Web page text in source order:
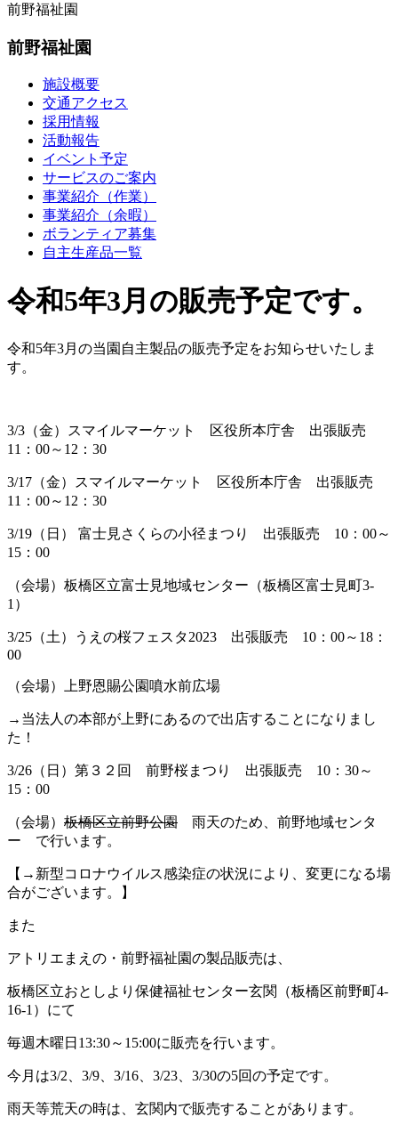
前野福祉園
前野福祉園
施設概要
交通アクセス
採用情報
活動報告
イベント予定
サービスのご案内
事業紹介（作業）
事業紹介（余暇）
ボランティア募集
自主生産品一覧
令和5年3月の販売予定です。
令和5年3月の当園自主製品の販売予定をお知らせいたしま
す。
3/3（金）スマイルマーケット 区役所本庁舎 出張販売
11：00～12：30
3/17（金）スマイルマーケット 区役所本庁舎 出張販売
11：00～12：30
3/19（日） 富士見さくらの小径まつり 出張販売 10：00～
15：00
（会場）板橋区立富士見地域センター（板橋区富士見町3-
1）
3/25（土）うえの桜フェスタ2023 出張販売 10：00～18：
00
（会場）上野恩賜公園噴水前広場
→当法人の本部が上野にあるので出店することになりまし
た！
3/26（日）第３２回 前野桜まつり 出張販売 10：30～
15：00
（会場） 板橋区立前野公園 雨天のため、前野地域センタ
ー で行います。
【→新型コロナウイルス感染症の状況により、変更になる場
合がございます。】
また
アトリエまえの・前野福祉園の製品販売は、
板橋区立おとしより保健福祉センター玄関（板橋区前野町4-
16-1）にて
毎週木曜日13:30～15:00に販売を行います。
今月は3/2、3/9、3/16、3/23、3/30の5回の予定です。
雨天等荒天の時は、玄関内で販売することがあります。